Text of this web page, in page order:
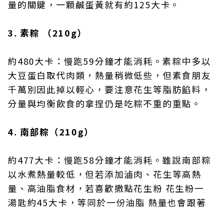
量的關鍵，一顆鹹蛋黃就有約125大卡。
3. 素粽 （210g）
約480大卡：慢跑59分鐘才能消耗。素粽中多以
大豆蛋白取代肉類，熱量稍微低些，但素食朋友
千萬別因此掉以輕心，要注意花生等脂肪餡料，
分量與均衡飲食的拿捏仍是吃粽不重的重點。
4. 南部粽（210g）
約477大卡：慢跑58分鐘才能消耗。雖說南部粽
以水煮熱量較低，但若添加滷肉、花生等高熱
量、高油脂食材，若喜歡撒點花生粉 花生粉一
湯匙約45大卡，等同於一份油脂 熱量也會跟著